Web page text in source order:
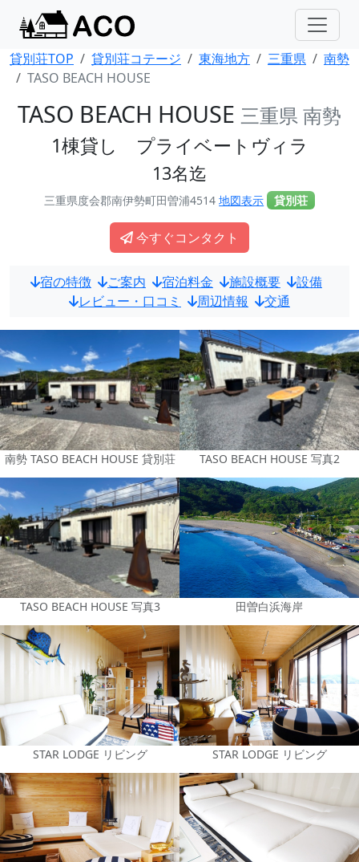
貸別荘TOP 貸別荘コテージ 東海地方 三重県
南勢
TASO BEACH HOUSE
TASO BEACH HOUSE 三重県 南勢
1棟貸し プライベートヴィラ
13名迄
三重県度会郡南伊勢町田曽浦4514地図表示 貸別荘
今すぐコンタクト
宿の特徴 ご案内 宿泊料金 施設概要
設備
レビュー・口コミ
周辺情報 交通
南勢 TASO BEACH HOUSE 貸別荘 TASO BEACH HOUSE 写真2
TASO BEACH HOUSE 写真3 田曽白浜海岸
STAR LODGE リビング STAR LODGE リビング